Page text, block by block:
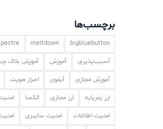
برچسب‌ها
bigbluebutton
meltdown
آسیب‌پذیری آموزش آموزش بلاک
آموزش مجازی آیفون احراز هویت
ارز رمزپایه ارز مجازی الکسا
امنیت اطلاعات امنیت سایبری